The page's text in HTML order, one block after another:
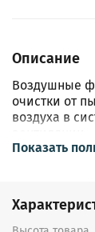
Описание
Воздушные
очистки от
воздуха в
агрессивных
Показать